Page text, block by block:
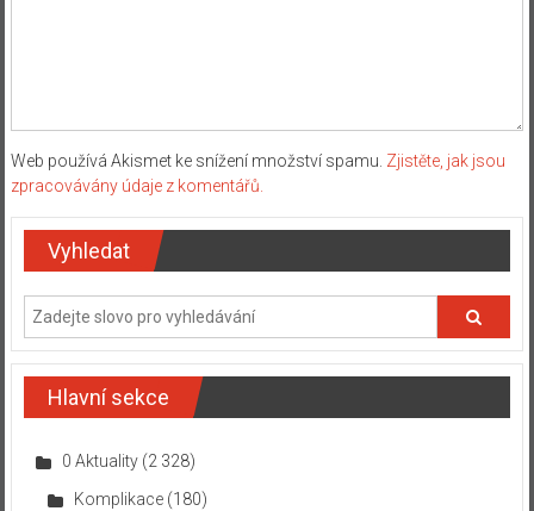
Web používá Akismet ke snížení množství spamu. Zjistěte, jak jsou
zpracovávány údaje z komentářů.
Vyhledat
Hlavní sekce
0 Aktuality(2 328)
Komplikace(180)